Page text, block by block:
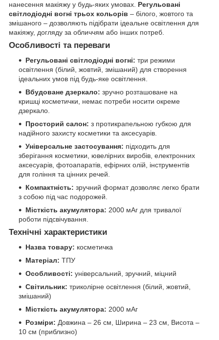
нанесення макіяжу у будь-яких умовах. Регульовані
світлодіодні вогні трьох кольорів – білого, жовтого та
змішаного – дозволяють підібрати ідеальне освітлення для
макіяжу, догляду за обличчям або інших потреб.
Особливості та переваги
Регульовані світлодіодні вогні: три режими
освітлення (білий, жовтий, змішаний) для створення
ідеальних умов під будь-яке освітлення.
Вбудоване дзеркало: зручно розташоване на
кришці косметички, немає потреби носити окреме
дзеркало.
Просторий салон: з протикрапельною губкою для
надійного захисту косметики та аксесуарів.
Універсальне застосування: підходить для
зберігання косметики, ювелірних виробів, електронних
аксесуарів, фотоапаратів, ефірних олій, інструментів
для гоління та цінних речей.
Компактність: зручний формат дозволяє легко брати
з собою під час подорожей.
Місткість акумулятора: 2000 мАг для тривалої
роботи підсвічування.
Технічні характеристики
Назва товару: косметичка
Матеріал: ТПУ
Особливості: універсальний, зручний, міцний
Світильник: триколірне освітлення (білий, жовтий,
змішаний)
Місткість акумулятора: 2000 мАг
Розміри: Довжина – 26 см, Ширина – 23 см, Висота –
10 см (приблизно)